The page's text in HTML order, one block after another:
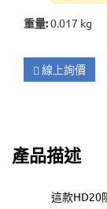
重量:0.017 kg
線上詢價
產品描述
這款HD20